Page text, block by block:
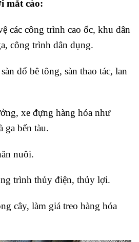
mắt cáo:
các công trình cao ốc, khu dân
công trình dân dụng.
đổ bê tông, sàn thao tác, lan
xe đựng hàng hóa như
ga bến tàu.
nuôi.
trình thủy điện, thủy lợi.
cây, làm giá treo hàng hóa